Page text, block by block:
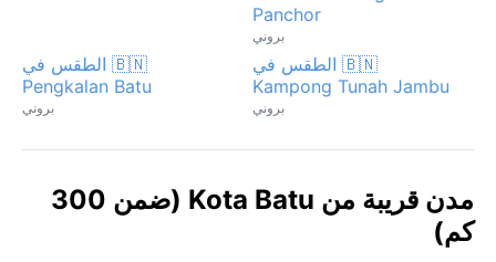
Panchor
بروني
🇧🇳 الطقس في
Kampong Tunah Jambu
بروني
🇧🇳 الطقس في
Pengkalan Batu
بروني
مدن قريبة من Kota Batu (ضمن 300
كم)